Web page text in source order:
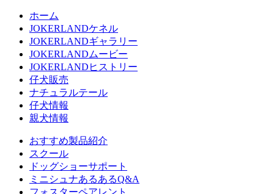
ホーム
JOKERLANDケネル
JOKERLANDギャラリー
JOKERLANDムービー
JOKERLANDヒストリー
仔犬販売
ナチュラルテール
仔犬情報
親犬情報
おすすめ製品紹介
スクール
ドッグショーサポート
ミニシュナあるあるQ&A
フォスターペアレント